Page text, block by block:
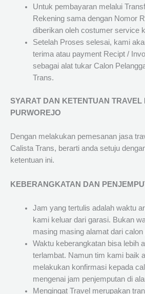
Untuk pembayaran melalui
Rekening sama dengan Nomor
diberikan oleh costumer service
Setelah Proses selesai, kami
terima atau payment Recipt /
sebagai alat tukar Calon
Trans.
SYARAT DAN KETENTUAN TRAVEL
PURWOREJO
Dengan melakukan pemesanan jasa
Calista Trans, berarti anda setuju
ketentuan ini.
KEBERANGKATAN DAN
Jam yang tertulis adalah waktu
kami keluar dari garasi. Bukan
masing masing alamat dari calon
Waktu keberangkatan bisa lebih
terlambat. Namun tim kami baik
melakukan konfirmasi kepada
mengenai jam penjemputan di
Mengingat Travel merupakan